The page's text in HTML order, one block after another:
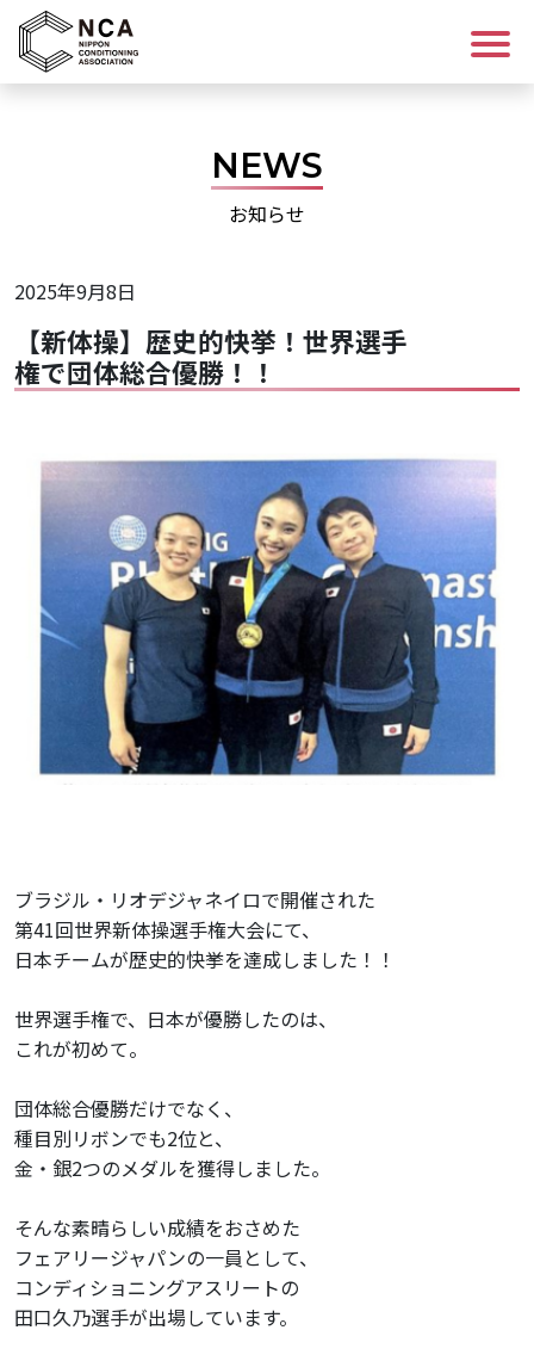
講座を探す
コンディショニングについて
メンバーズマガジン
アクセス
お問い合わせ
資料請求
一般社団法人
日本コンディショニング協会
太子堂4-4-1 来るビル4F/5F
NEWS
お知らせ
2025年9月8日
【新体操】歴史的快挙！世界選手
権で団体総合優勝！！
ブラジル・リオデジャネイロで開催された
第41回世界新体操選手権大会にて、
日本チームが歴史的快挙を達成しました！！
世界選手権で、日本が優勝したのは、
これが初めて。
団体総合優勝だけでなく、
種目別リボンでも2位と、
金・銀2つのメダルを獲得しました。
そんな素晴らしい成績をおさめた
フェアリージャパンの一員として、
コンディショニングアスリートの
田口久乃選手が出場しています。